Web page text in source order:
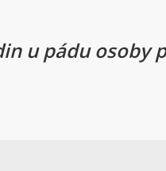
u pádu osoby